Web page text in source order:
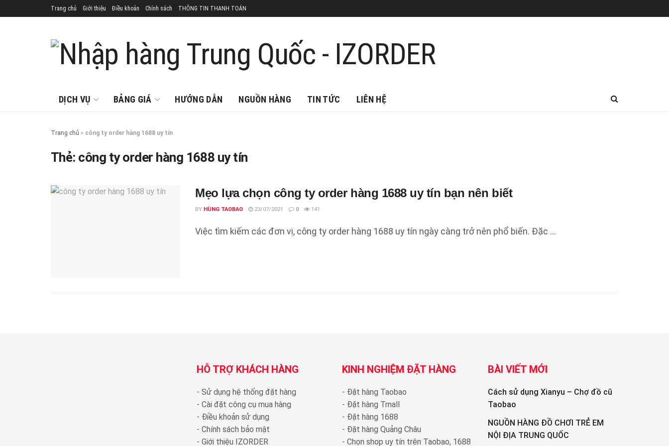
Trang chủ Giới thiệu Điều khoản Chính sách THÔNG TIN THANH TOÁN
DỊCH VỤ BẢNG GIÁ HƯỚNG DẪN NGUỒN HÀNG TIN TỨC LIÊN HỆ
Trang chủ » công ty order hàng 1688 uy tín
Thẻ: công ty order hàng 1688 uy tín
Mẹo lựa chọn công ty order hàng 1688 uy tín bạn nên biết
BY HÙNG TAOBAO 23/07/2021 0 141
Việc tìm kiếm các đơn vị, công ty order hàng 1688 uy tín ngày càng trở nên phổ biến. Đặc ...
HỖ TRỢ KHÁCH HÀNG
- Sử dụng hệ thống đặt hàng
- Cài đặt công cụ mua hàng
- Điều khoản sử dụng
- Chính sách bảo mật
- Giới thiệu IZORDER
KINH NGHIỆM ĐẶT HÀNG
- Đặt hàng Taobao
- Đặt hàng Tmall
- Đặt hàng 1688
- Đặt hàng Quảng Châu
- Chọn shop uy tín trên Taobao, 1688
BÀI VIẾT MỚI
Cách sử dụng Xianyu – Chợ đồ cũ
Taobao
NGUỒN HÀNG ĐỒ CHƠI TRẺ EM
NỘI ĐỊA TRUNG QUỐC